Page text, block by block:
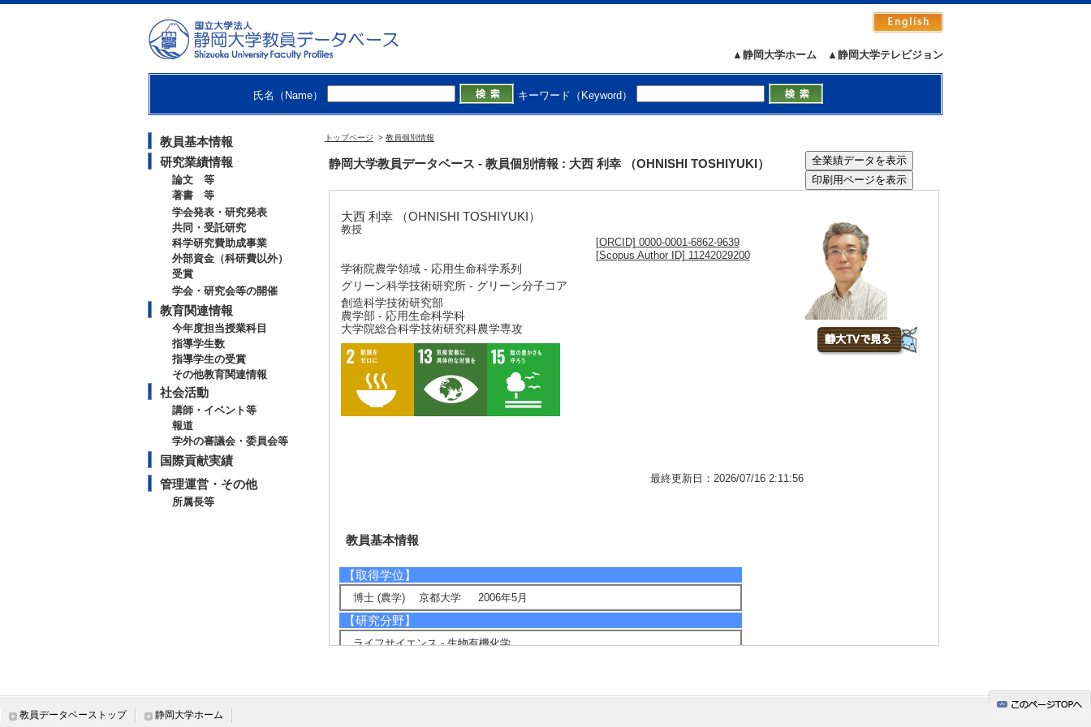
▲静岡大学テレビジョン
▲静岡大学ホーム
氏名（Name） キーワード（Keyword）
教員基本情報
研究業績情報
論文 等
著書 等
学会発表・研究発表
共同・受託研究
科学研究費助成事業
外部資金（科研費以外）
受賞
学会・研究会等の開催
教育関連情報
今年度担当授業科目
指導学生数
指導学生の受賞
その他教育関連情報
社会活動
講師・イベント等
報道
学外の審議会・委員会等
国際貢献実績
管理運営・その他
所属長等
トップページ > 教員個別情報
静岡大学教員データベース - 教員個別情報 : 大西 利幸 （OHNISHI TOSHIYUKI）
大西 利幸 （OHNISHI TOSHIYUKI）
教授
[ORCID] 0000-0001-6862-9639
[Scopus Author ID] 11242029200
学術院農学領域 - 応用生命科学系列
グリーン科学技術研究所 - グリーン分子コア
創造科学技術研究部
農学部 - 応用生命科学科
大学院総合科学技術研究科農学専攻
最終更新日：2026/07/16 2:11:56
教員基本情報
【取得学位】
博士 (農学) 京都大学 2006年5月
【研究分野】
ライフサイエンス - 生物有機化学
【相談に応じられる教育・研究・社会連携分野】
教員データベーストップ 静岡大学ホーム